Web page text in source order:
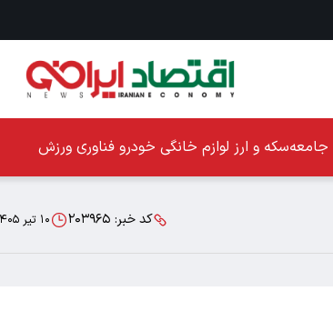
جامعهسکه و ارز لوازم خانگی خودرو فناوری ورزش
کد خبر: ۲۰۳۹۶۵ ۱۰ تیر ۱۴۰۵ ۱۰:۴۴